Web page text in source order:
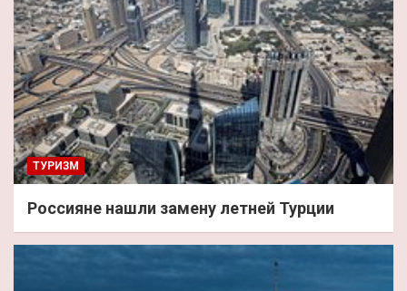
ТУРИЗМ
Россияне нашли замену летней Турции